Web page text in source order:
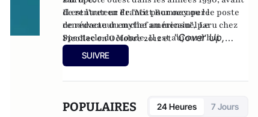
de rentrer en France pour occuper le poste
de rédacteur en chef au mensuel Le
Spectacle du Monde. Il est aujourd'hui
consultant en communications et médias et
se consacre à son
Il est l'auteur de"Mitt Romney ou le
renouveau du mythe américain", paru chez
Picollec on Octobre 2012 et "Cover Up,
l'Amérique, le Clan Biden et l'Etat
profond" aux éditions Konfident.
SUIVRE
POPULAIRES 24 Heures 7 Jours